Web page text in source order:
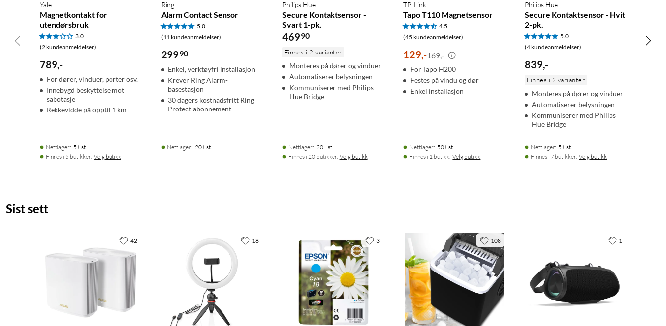
Yale
Magnetkontakt for
utendørsbruk
3.0
(2 kundeanmeldelser)
789,-
For dører, vinduer, porter osv.
Innebygd beskyttelse mot
sabotasje
Rekkevidde på opptil 1 km
Nettlager: 5+ st
Finnes i 5 butikker. Velg butikk
Ring
Alarm Contact Sensor
5.0
(11 kundeanmeldelser)
29990
Enkel, verktøyfri installasjon
Krever Ring Alarm-
basestasjon
30 dagers kostnadsfritt Ring
Protect abonnement
Nettlager: 20+ st
Philips Hue
Secure Kontaktsensor -
Svart 1-pk.
46990
Finnes i 2 varianter
Monteres på dører og vinduer
Automatiserer belysningen
Kommuniserer med Philips
Hue Bridge
Nettlager: 20+ st
Finnes i 20 butikker. Velg butikk
TP-Link
Tapo T110 Magnetsensor
4.5
(45 kundeanmeldelser)
129,-169,-
For Tapo H200
Festes på vindu og dør
Enkel installasjon
Nettlager: 50+ st
Finnes i 1 butikk. Velg butikk
Philips Hue
Secure Kontaktsensor - Hvit
2-pk.
5.0
(4 kundeanmeldelser)
839,-
Finnes i 2 varianter
Monteres på dører og vinduer
Automatiserer belysningen
Kommuniserer med Philips
Hue Bridge
Nettlager: 5+ st
Finnes i 7 butikker. Velg butikk
Sist sett
42 18 3 108 1